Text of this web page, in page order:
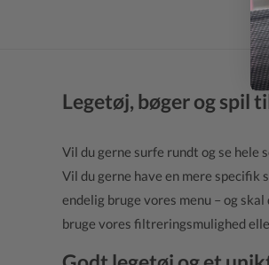
Legetøj, bøger og spil
Vil du gerne surfe rundt og se
Vil du gerne have en mere specifik
endelig bruge vores menu – og
bruge vores filtreringsmulighed